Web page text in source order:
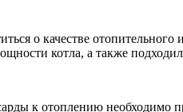
о качестве
котла, а также
к отоплению необходимо